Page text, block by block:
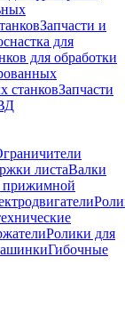
Запчасти и
для
для обработки
станковЗапчасти
листаВалки
Ролики для
Гибочные